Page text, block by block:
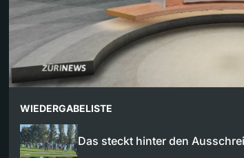
WIEDERGABELISTE
Das steckt hinter den